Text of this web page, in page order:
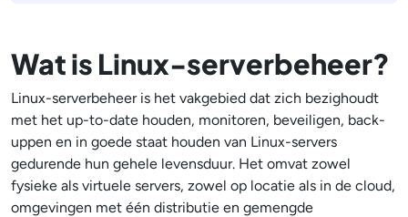
Wat is Linux-serverbeheer?
Linux-serverbeheer is het vakgebied dat zich bezighoudt
met het up-to-date houden, monitoren, beveiligen, back-
uppen en in goede staat houden van Linux-servers
gedurende hun gehele levensduur. Het omvat zowel
fysieke als virtuele servers, zowel op locatie als in de cloud,
omgevingen met één distributie en gemengde